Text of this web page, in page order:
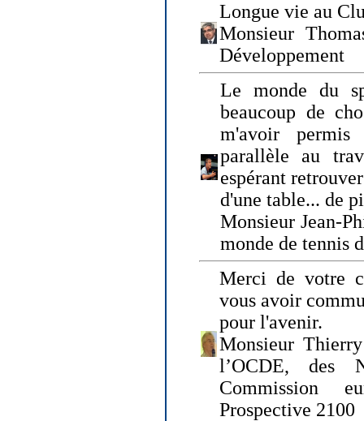
Longue vie au
Monsieur
Développement
Le monde du
beaucoup de
m'avoir
parallèle au
espérant
d'une table... de
Monsieur Jean-
monde de tennis
Merci de votre
vous avoir
pour l'avenir.
Monsieur
l’OCDE, des
Commission
Prospective 2100